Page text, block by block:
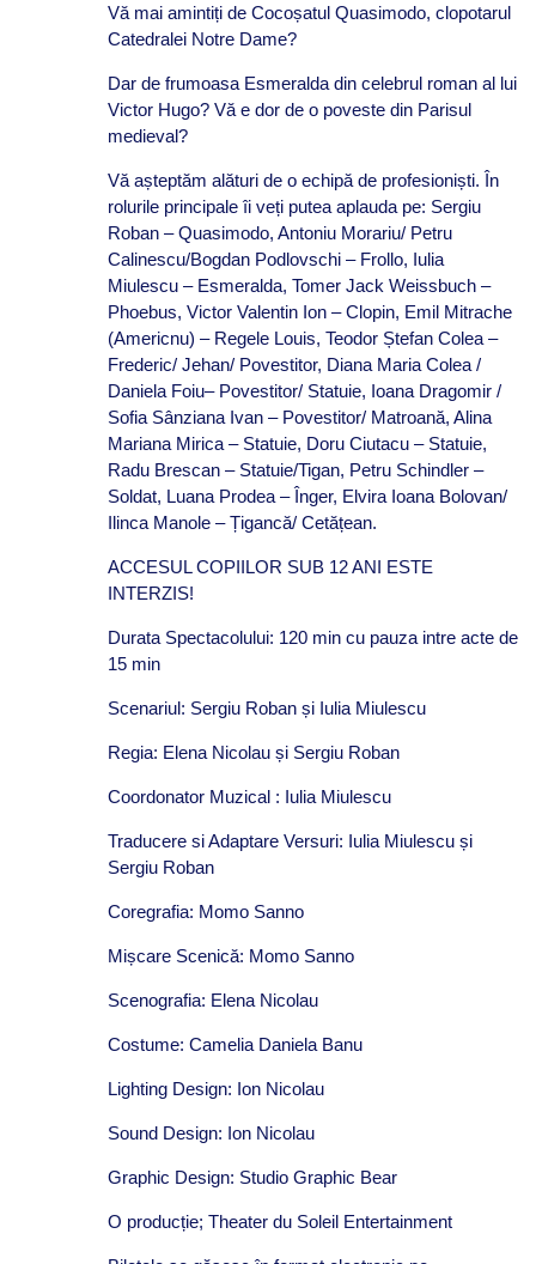
Vă mai amintiți de Cocoșatul Quasimodo, clopotarul
Catedralei Notre Dame?
Dar de frumoasa Esmeralda din celebrul roman al lui
Victor Hugo? Vă e dor de o poveste din Parisul
medieval?
Vă așteptăm alături de o echipă de profesioniști. În
rolurile principale îi veți putea aplauda pe: Sergiu
Roban – Quasimodo, Antoniu Morariu/ Petru
Calinescu/Bogdan Podlovschi – Frollo, Iulia
Miulescu – Esmeralda, Tomer Jack Weissbuch –
Phoebus, Victor Valentin Ion – Clopin, Emil Mitrache
(Americnu) – Regele Louis, Teodor Ștefan Colea –
Frederic/ Jehan/ Povestitor, Diana Maria Colea /
Daniela Foiu– Povestitor/ Statuie, Ioana Dragomir /
Sofia Sânziana Ivan – Povestitor/ Matroană, Alina
Mariana Mirica – Statuie, Doru Ciutacu – Statuie,
Radu Brescan – Statuie/Tigan, Petru Schindler –
Soldat, Luana Prodea – Înger, Elvira Ioana Bolovan/
Ilinca Manole – Țigancă/ Cetățean.
ACCESUL COPIILOR SUB 12 ANI ESTE
INTERZIS!
Durata Spectacolului: 120 min cu pauza intre acte de
15 min
Scenariul: Sergiu Roban și Iulia Miulescu
Regia: Elena Nicolau și Sergiu Roban
Coordonator Muzical : Iulia Miulescu
Traducere si Adaptare Versuri: Iulia Miulescu și
Sergiu Roban
Coregrafia: Momo Sanno
Mișcare Scenică: Momo Sanno
Scenografia: Elena Nicolau
Costume: Camelia Daniela Banu
Lighting Design: Ion Nicolau
Sound Design: Ion Nicolau
Graphic Design: Studio Graphic Bear
O producție; Theater du Soleil Entertainment